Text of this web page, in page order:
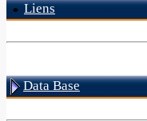
Liens
Data Base